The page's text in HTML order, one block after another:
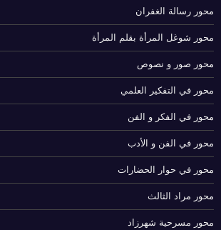
محور رسالة الغفران
محور شوغل المرأة بقلم المرأة
محور صور و نصوص
محور في التفكير العلمي
محور في الفكر و الفن
محور في الفن و الأدب
محور في حوار الحضارات
محور مراد الثالث
محور مسرحية شهرزاد